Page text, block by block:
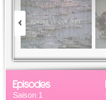
Episodes
Saison 1